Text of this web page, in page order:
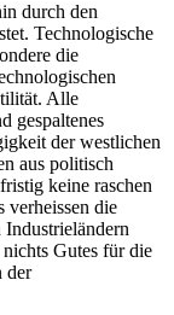
durch den
Technologische
die
Alle
gespaltenes
der westlichen
aus politisch
keine raschen
verheissen die
Industrieländern
Gutes für die
der